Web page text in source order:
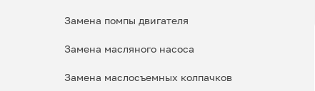
Замена помпы двигателя
Замена масляного насоса
Замена маслосъемных колпачков